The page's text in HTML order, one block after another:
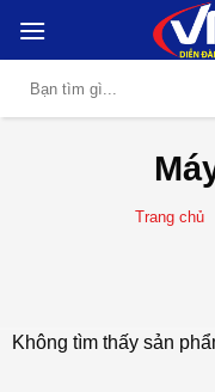
content
Trang chủ
Không tìm thấy sản